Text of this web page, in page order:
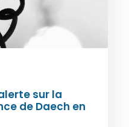
sur la
de Daech en